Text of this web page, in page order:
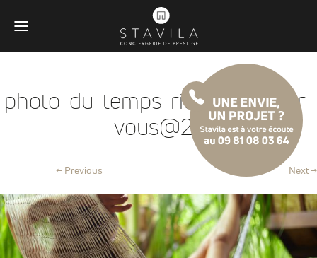
photo-du-temps-rien-que-pour-
vous@2x
← Previous Next →